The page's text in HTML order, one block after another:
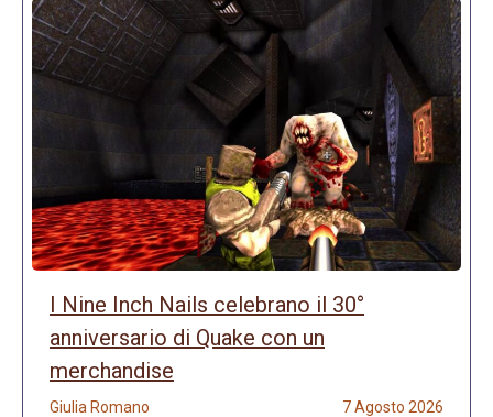
I Nine Inch Nails celebrano il 30°
anniversario di Quake con un
merchandise
Giulia Romano 7 Agosto 2026